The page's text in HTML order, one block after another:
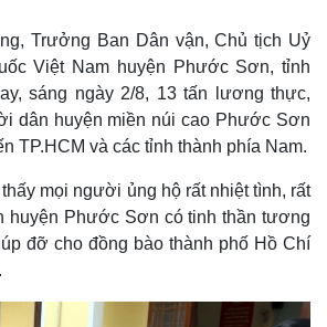
Trưởng Ban Dân vận, Chủ tịch Uỷ
Việt Nam huyện Phước Sơn, tỉnh
sáng ngày 2/8, 13 tấn lương thực,
dân huyện miền núi cao Phước Sơn
TP.HCM và các tỉnh thành phía Nam.
thấy mọi người ủng hộ rất nhiệt tình, rất
huyện Phước Sơn có tinh thần tương
đỡ cho đồng bào thành phố Hồ Chí